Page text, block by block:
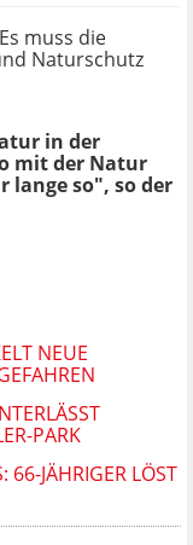
muss die
Naturschutz
in der
mit der Natur
lange so", so der
NEUE
PARK
66-JÄHRIGER LÖST